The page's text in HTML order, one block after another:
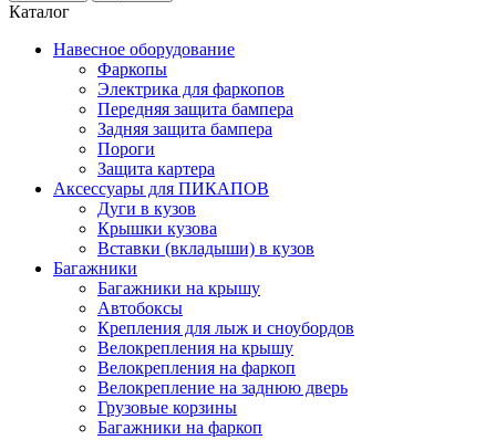
Каталог
Навесное оборудование
Фаркопы
Электрика для фаркопов
Передняя защита бампера
Задняя защита бампера
Пороги
Защита картера
Аксессуары для ПИКАПОВ
Дуги в кузов
Крышки кузова
Вставки (вкладыши) в кузов
Багажники
Багажники на крышу
Автобоксы
Крепления для лыж и сноубордов
Велокрепления на крышу
Велокрепления на фаркоп
Велокрепление на заднюю дверь
Грузовые корзины
Багажники на фаркоп